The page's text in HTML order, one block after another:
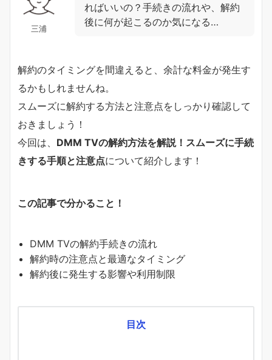
三浦
ればいいの？手続きの流れや、解約
後に何が起こるのか気になる…
解約のタイミングを間違えると、余計な料金が発生す
るかもしれませんね。
スムーズに解約する方法と注意点をしっかり確認して
おきましょう！
今回は、 DMM TVの解約方法を解説！スムーズに手続
きする手順と注意点について紹介します！
この記事で分かること！
DMM TVの解約手続きの流れ
解約時の注意点と最適なタイミング
解約後に発生する影響や利用制限
目次